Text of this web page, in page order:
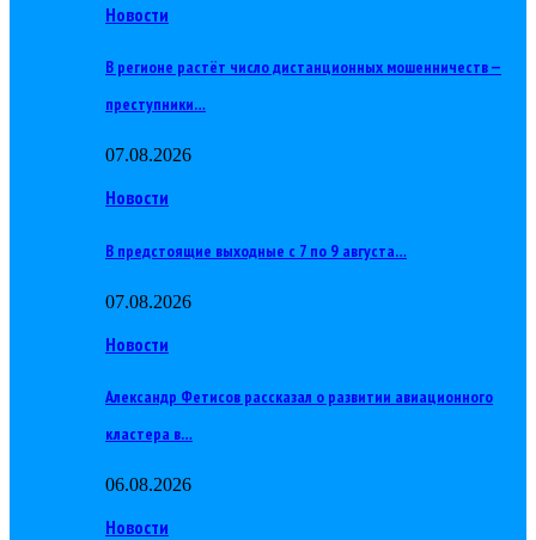
Новости
В регионе растёт число дистанционных мошенничеств —
преступники…
07.08.2026
Новости
В предстоящие выходные с 7 по 9 августа…
07.08.2026
Новости
Александр Фетисов рассказал о развитии авиационного
кластера в…
06.08.2026
Новости